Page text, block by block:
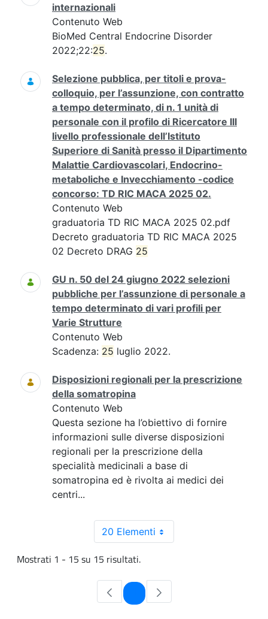
internazionali
Contenuto Web
BioMed Central Endocrine Disorder
2022;22:25.
Selezione pubblica, per titoli e prova-
colloquio, per l’assunzione, con contratto
a tempo determinato, di n. 1 unità di
personale con il profilo di Ricercatore III
livello professionale dell’Istituto
Superiore di Sanità presso il Dipartimento
Malattie Cardiovascolari, Endocrino-
metaboliche e Invecchiamento -codice
concorso: TD RIC MACA 2025 02.
Contenuto Web
graduatoria TD RIC MACA 2025 02.pdf
Decreto graduatoria TD RIC MACA 2025
02 Decreto DRAG 25
GU n. 50 del 24 giugno 2022 selezioni
pubbliche per l’assunzione di personale a
tempo determinato di vari profili per
Varie Strutture
Contenuto Web
Scadenza: 25 luglio 2022.
Disposizioni regionali per la prescrizione
della somatropina
Contenuto Web
Questa sezione ha l’obiettivo di fornire
informazioni sulle diverse disposizioni
regionali per la prescrizione della
specialità medicinali a base di
somatropina ed è rivolta ai medici dei
centri...
20 Elementi
Mostrati 1 - 15 su 15 risultati.
Pagina